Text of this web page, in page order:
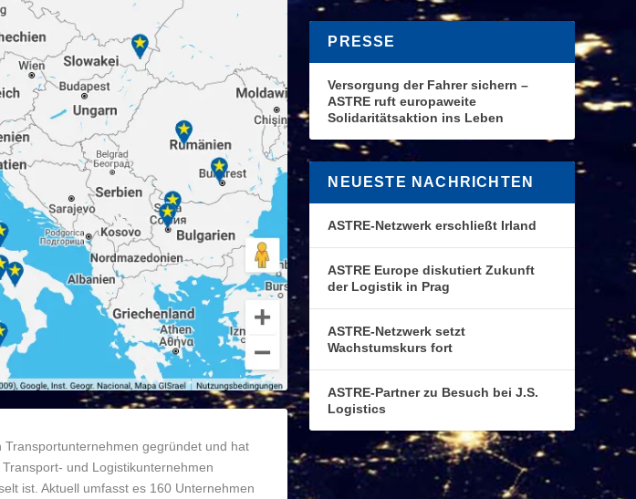
gegründet und hat
und Logistikunternehmen
ist. Aktuell umfasst es 160 Unternehmen
PRESSE
Versorgung der Fahrer sichern –
ASTRE ruft europaweite
Solidaritätsaktion ins Leben
NEUESTE NACHRICHTEN
ASTRE-Netzwerk erschließt Irland
ASTRE Europe diskutiert Zukunft
der Logistik in Prag
ASTRE-Netzwerk setzt
Wachstumskurs fort
ASTRE-Partner zu Besuch bei J.S.
Logistics